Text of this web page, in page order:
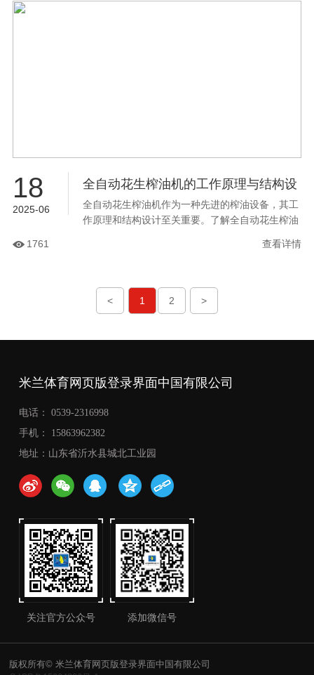
18
2025-06
全自动花生榨油机的工作原理与结构设
计
全自动花生榨油机作为一种先进的榨油设备，其工
作原理和结构设计至关重要。了解全自动花生榨油
使用和维护设备，还可以为设备改进和技术创新提
查看详情
1761
< 1 2 >
米兰体育网页版登录界面中国有限公司
电话： 0539-2316998
手机： 15863962382
地址：山东省沂水县城北工业园
关注官方公众号 添加微信号
版权所有© 米兰体育网页版登录界面中国有限公司